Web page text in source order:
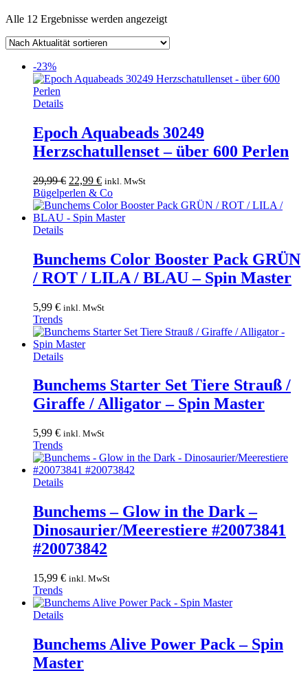
Alle 12 Ergebnisse werden angezeigtNach
sortiert
-23%
Details
Epoch Aquabeads 30249
Herzschatullenset – über 600 Perlen
29,99€ Ursprünglicher
Preis
war:
29,99 €
22,99 €Aktueller
Preis
ist:
22,99 €.
inkl. MwSt
Bügelperlen & Co
DetailsDieses
weist
mehrere
Varianten
Die
können
auf
der
Produktseite
gewählt
werden
Bunchems Color Booster Pack GRÜN
/ ROT / LILA / BLAU – Spin Master
5,99 € inkl. MwSt
Trends
DetailsDieses
weist
mehrere
Varianten
Die
können
auf
der
gewählt
werden
Bunchems Starter Set Tiere Strauß /
Giraffe / Alligator – Spin Master
5,99 € inkl. MwSt
Trends
DetailsDieses
weist
mehrere
Varianten
auf.
Die
können
der
Produktseite
werden
Bunchems – Glow in the Dark –
Dinosaurier/Meerestiere #20073841
#20073842
15,99 € inkl. MwSt
Trends
Details
Bunchems Alive Power Pack – Spin
Master